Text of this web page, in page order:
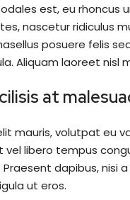
est, eu rhoncus
nascetur ridiculus
posuere felis
Aliquam laoreet nisl
at
mauris, volutpat eu
libero tempus
dapibus, nisi
ut eros.